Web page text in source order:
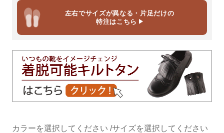
カラー サイズ
左右でサイズが異なる・片足だけの
特注はこちら